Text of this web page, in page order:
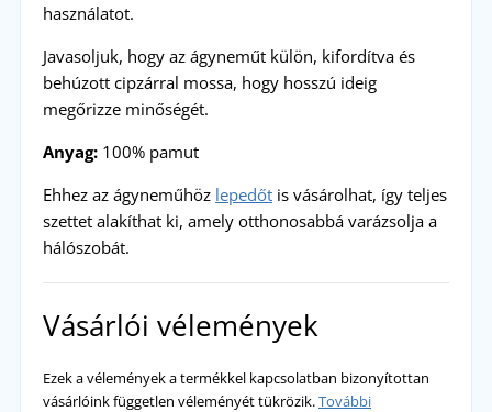
használatot.
Javasoljuk, hogy az ágyneműt külön, kifordítva és
behúzott cipzárral mossa, hogy hosszú ideig
megőrizze minőségét.
Anyag:100% pamut
Ehhez az ágyneműhöz lepedőtis vásárolhat, így teljes
szettet alakíthat ki, amely otthonosabbá varázsolja a
hálószobát.
Vásárlói vélemények
Ezek a vélemények a termékkel kapcsolatban bizonyítottan
vásárlóink független véleményét tükrözik.További